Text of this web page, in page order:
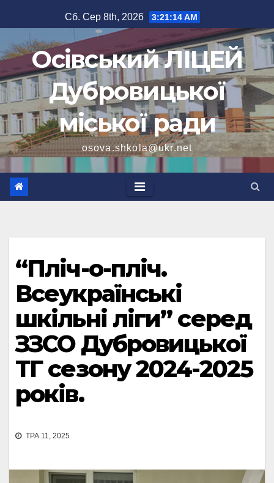
до
вмісту
Сб. Сер 8th, 2026 3:21:14 AM
Осівський ЛІЦЕЙ
Дубровицької
міської ради
osova.shkola@ukr.net
“Пліч-о-пліч.
Всеукраїнські
шкільні ліги” серед
ЗЗСО Дубровицької
ТГ сезону 2024-2025
років.
ТРА 11, 2025